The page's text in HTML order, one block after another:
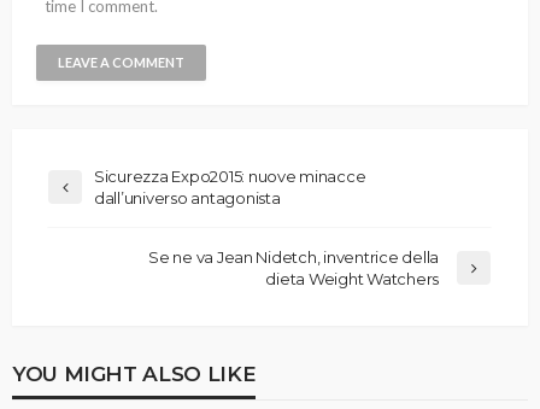
time I comment.
Sicurezza Expo2015: nuove minacce
dall’universo antagonista
Se ne va Jean Nidetch, inventrice della
dieta Weight Watchers
YOU MIGHT ALSO LIKE